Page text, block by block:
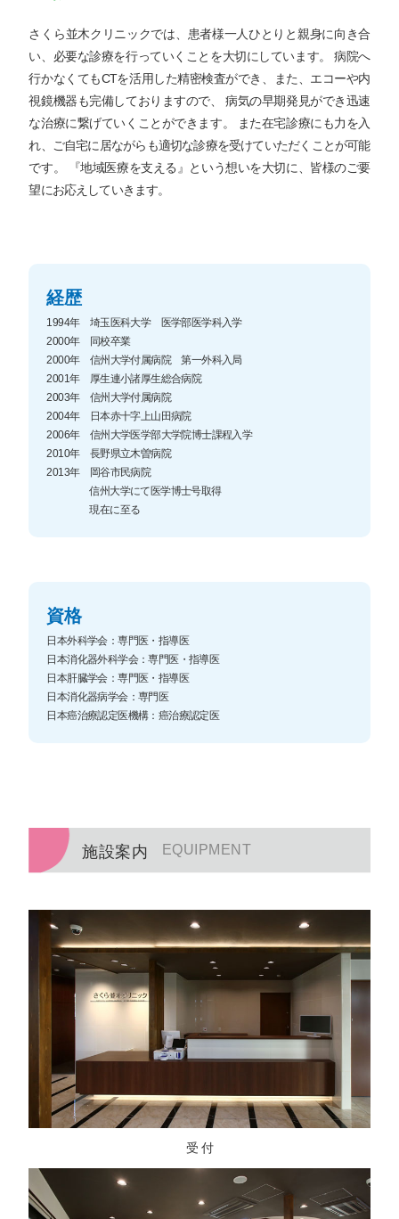
さくら並木クリニックでは、患者様一人ひとりと親身に向き合
い、必要な診療を行っていくことを大切にしています。
病院へ
行かなくてもCTを活用した精密検査ができ、また、エコーや内
視鏡機器も完備しておりますので、 病気の早期発見ができ迅速
な治療に繋げていくことができます。
また在宅診療にも力を入
れ、ご自宅に居ながらも適切な診療を受けていただくことが可能
です。
『地域医療を支える』という想いを大切に、皆様のご要
望にお応えしていきます。
経歴
1994年 埼玉医科大学 医学部医学科入学
2000年 同校卒業
2000年 信州大学付属病院 第一外科入局
2001年 厚生連小諸厚生総合病院
2003年 信州大学付属病院
2004年 日本赤十字上山田病院
2006年 信州大学医学部大学院博士課程入学
2010年 長野県立木曽病院
2013年 岡谷市民病院
信州大学にて医学博士号取得
現在に至る
資格
日本外科学会：専門医・指導医
日本消化器外科学会：専門医・指導医
日本肝臓学会：専門医・指導医
日本消化器病学会：専門医
日本癌治療認定医機構：癌治療認定医
施設案内 EQUIPMENT
受 付